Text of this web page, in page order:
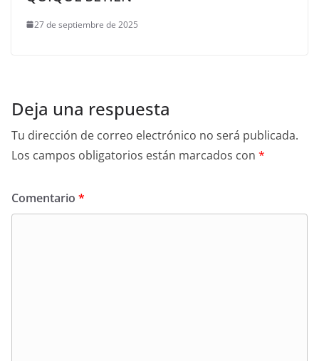
27 de septiembre de 2025
Deja una respuesta
Tu dirección de correo electrónico no será publicada.
Los campos obligatorios están marcados con *
Comentario *